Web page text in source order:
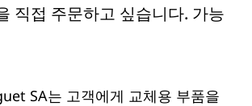
직접 주문하고 싶습니다. 가능
SA는 고객에게 교체용 부품을